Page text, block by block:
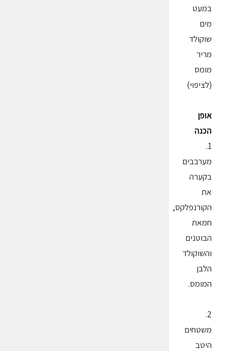
במעט
מים
שוקולד
מריר
מומס
(לציפוי)
אופן
הכנה
1.
מערבבים
בקערה
את
הקורנפלקס,
חמאת
הבוטנים
והשוקולד
הלבן
המומס.
2.
משטחים
היטב